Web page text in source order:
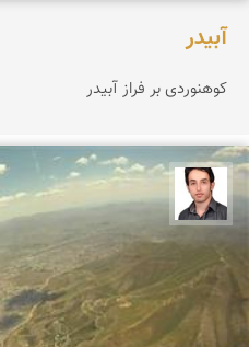
آبیدر
کوهنوردی بر فراز آبیدر